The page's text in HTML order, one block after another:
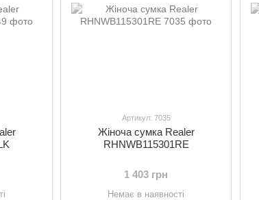
Артикул: 7035
Жіноча сумка Realer
RHNWB115301RE
1 403 грн
Немає в наявності